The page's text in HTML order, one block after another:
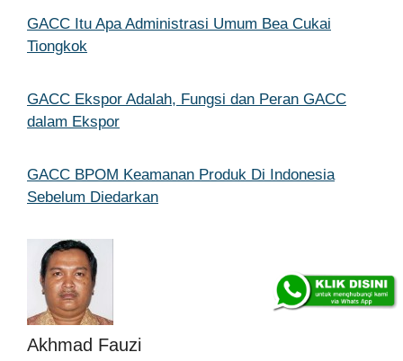
GACC Itu Apa Administrasi Umum Bea Cukai
Tiongkok
GACC Ekspor Adalah, Fungsi dan Peran GACC
dalam Ekspor
GACC BPOM Keamanan Produk Di Indonesia
Sebelum Diedarkan
Akhmad Fauzi